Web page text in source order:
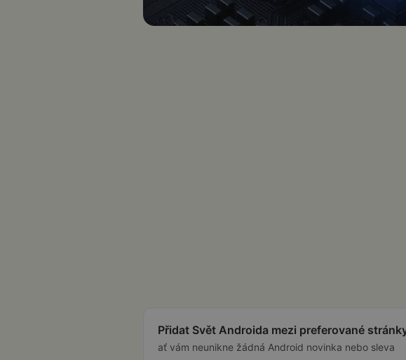
Přidat Svět Androida mezi preferované
ať vám neunikne žádná Android novinka nebo sleva